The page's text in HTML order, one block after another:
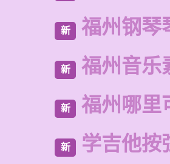
新 福州钢琴
新 福州音乐
新 福州哪里
新 学吉他按